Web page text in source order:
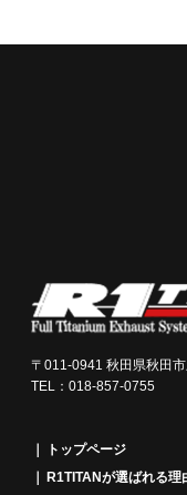
トップページ
R1TITANが選ばれる理
〒011-0941 秋田県秋田
TEL：018-857-0755